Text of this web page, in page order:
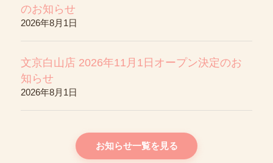
のお知らせ
2026年8月1日
文京白山店 2026年11月1日オープン決定のお
知らせ
2026年8月1日
お知らせ一覧を見る